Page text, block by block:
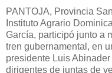
PANTOJA, Provincia
Instituto Agrario
García, participó junto a
tren gubernamental, en
presidente Luis
dirigentes de juntas de